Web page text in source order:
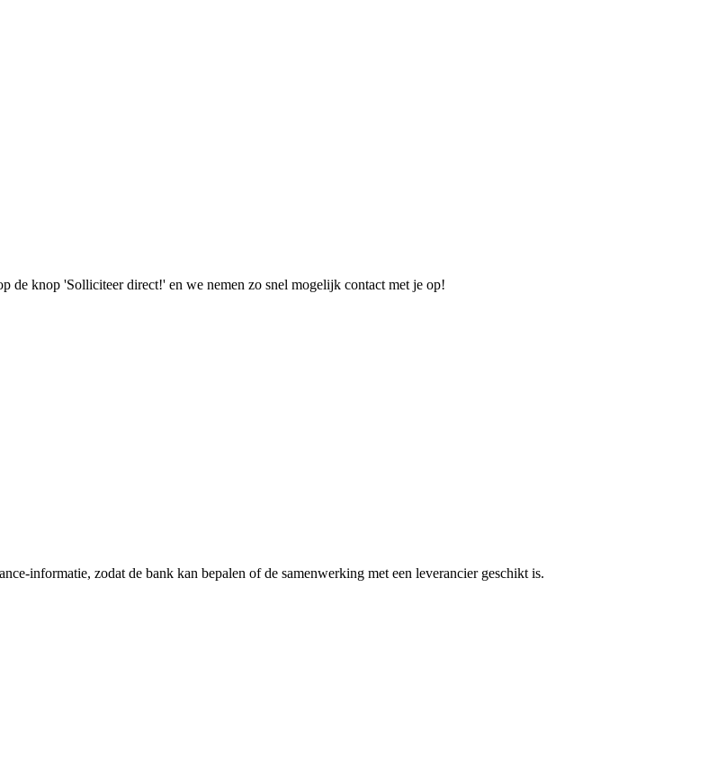
de knop 'Solliciteer direct!' en we nemen zo snel mogelijk contact met je op!
informatie, zodat de bank kan bepalen of de samenwerking met een leverancier geschikt is.